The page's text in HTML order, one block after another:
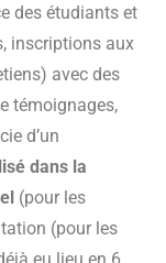
des étudiants et
inscriptions aux
avec des
témoignages,
d’un
dans la
(pour les
(pour les
eu lieu en 6